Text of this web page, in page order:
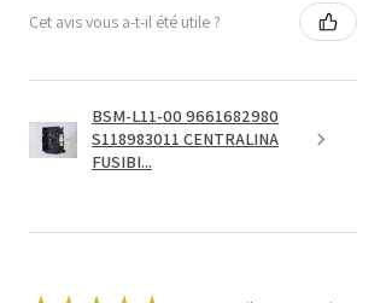
Cet avis vous a-t-il été utile ?
BSM-L11-00 9661682980
S118983011 CENTRALINA
FUSIBI...